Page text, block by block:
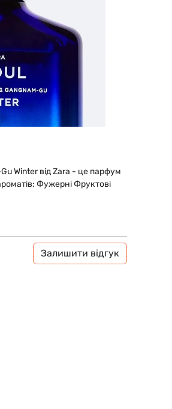
Winter від Zara - це парфум
Фужерні Фруктові
Залишити відгук